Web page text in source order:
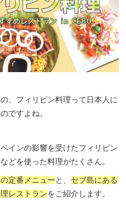
、フィリピン料理って日本人に
ですよね。
インの影響を受けたフィリピン
どを使った料理がたくさん。
定番メニューと、 セブ島にある
レストランをご紹介します。